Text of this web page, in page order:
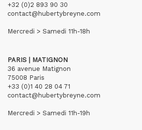
+32 (0)2 893 90 30
contact@hubertybreyne.com
Mercredi > Samedi 11h-18h
PARIS | MATIGNON
36 avenue Matignon
75008 Paris
+33 (0)1 40 28 04 71
contact@hubertybreyne.com
Mercredi > Samedi 11h-19h